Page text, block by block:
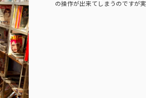
の操作が出来てしまうのですが